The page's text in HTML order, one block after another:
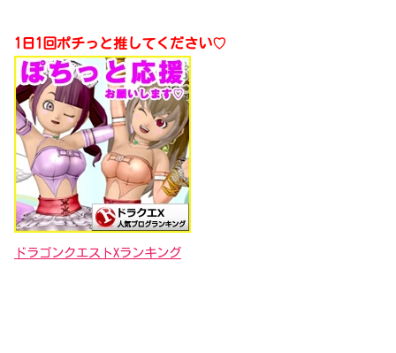
1日1回ポチっと推してください♡
ドラゴンクエストXランキング